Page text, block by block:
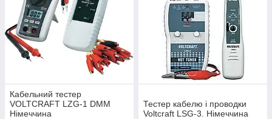
Кабельний тестер
VOLTCRAFT LZG-1 DMM
Німеччина
Тестер кабелю і проводки
Voltcraft LSG-3. Німеччина